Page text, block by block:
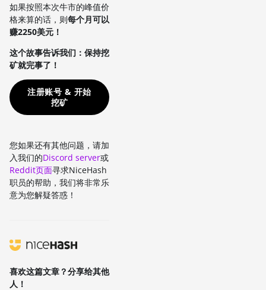
如果按照本次牛市的峰值价
格来算的话，则每个月可以
赚2250美元！
这个故事告诉我们：保持挖
矿就完事了！
注册账号 & 开始
挖矿
您如果还有其他问题，请加
入我们的Discord server或
Reddit页面寻求NiceHash
职员的帮助，我们将非常乐
意为您解疑答惑！
喜欢这篇文章？分享给其他
人！